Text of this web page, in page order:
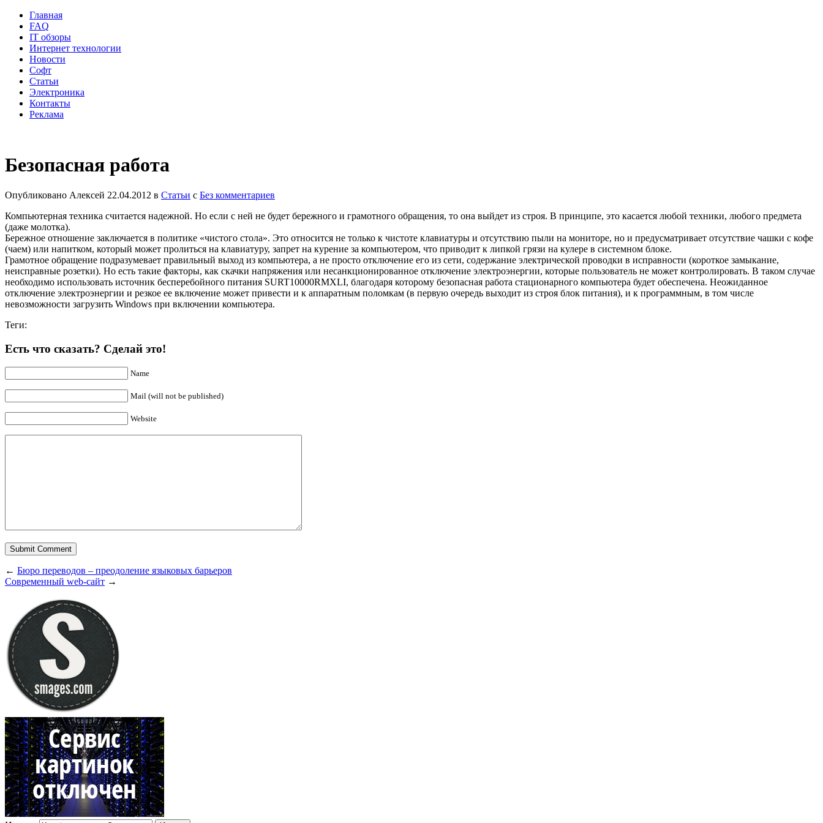
Главная
FAQ
IT обзоры
Интернет технологии
Новости
Софт
Статьи
Электроника
Контакты
Реклама
Безопасная работа
Опубликовано Алексей 22.04.2012 в Статьи с Без комментариев
Компьютерная техника считается надежной. Но если с ней не будет бережного и грамотного обращения, то она выйдет из строя. В принципе, это касается любой техники, любого предмета
(даже молотка).
Бережное отношение заключается в политике «чистого стола». Это относится не только к чистоте клавиатуры и отсутствию пыли на мониторе, но и предусматривает отсутствие чашки с кофе
(чаем) или напитком, который может пролиться на клавиатуру, запрет на курение за компьютером, что приводит к липкой грязи на кулере в системном блоке.
Грамотное обращение подразумевает правильный выход из компьютера, а не просто отключение его из сети, содержание электрической проводки в исправности (короткое замыкание,
неисправные розетки). Но есть такие факторы, как скачки напряжения или несанкционированное отключение электроэнергии, которые пользователь не может контролировать. В таком случае
необходимо использовать источник бесперебойного питания SURT10000RMXLI, благодаря которому безопасная работа стационарного компьютера будет обеспечена. Неожиданное
отключение электроэнергии и резкое ее включение может привести и к аппаратным поломкам (в первую очередь выходит из строя блок питания), и к программным, в том числе
невозможности загрузить Windows при включении компьютера.
Теги:
Есть что сказать? Сделай это!
Name
Mail (will not be published)
Website
← Бюро переводов – преодоление языковых барьеров
Современный web-сайт →